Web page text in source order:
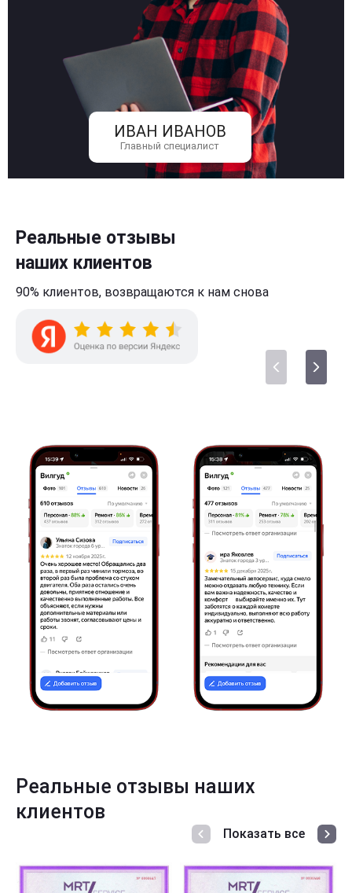
ИВАН ИВАНОВ
Главный специалист
Реальные отзывы
наших клиентов
90% клиентов, возвращаются к нам снова
Реальные отзывы наших
клиентов
Показать все